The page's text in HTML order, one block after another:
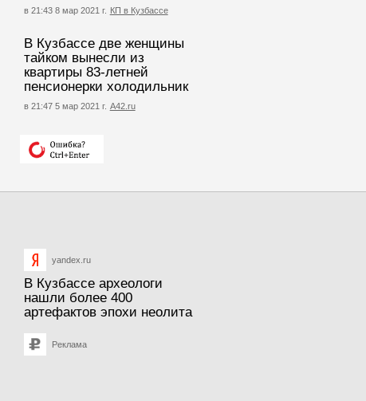
в 21:43 8 мар 2021 г. КП в Кузбассе
В Кузбассе две женщины
тайком вынесли из
квартиры 83-летней
пенсионерки холодильник
в 21:47 5 мар 2021 г. А42.ru
yandex.ru
В Кузбассе археологи
нашли более 400
артефактов эпохи неолита
Реклама